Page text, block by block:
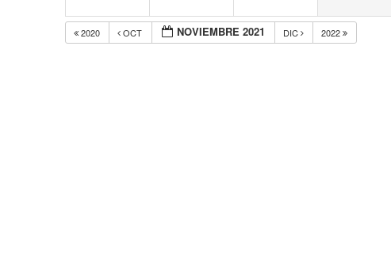
2020 OCT NOVIEMBRE 2021 DIC 2022